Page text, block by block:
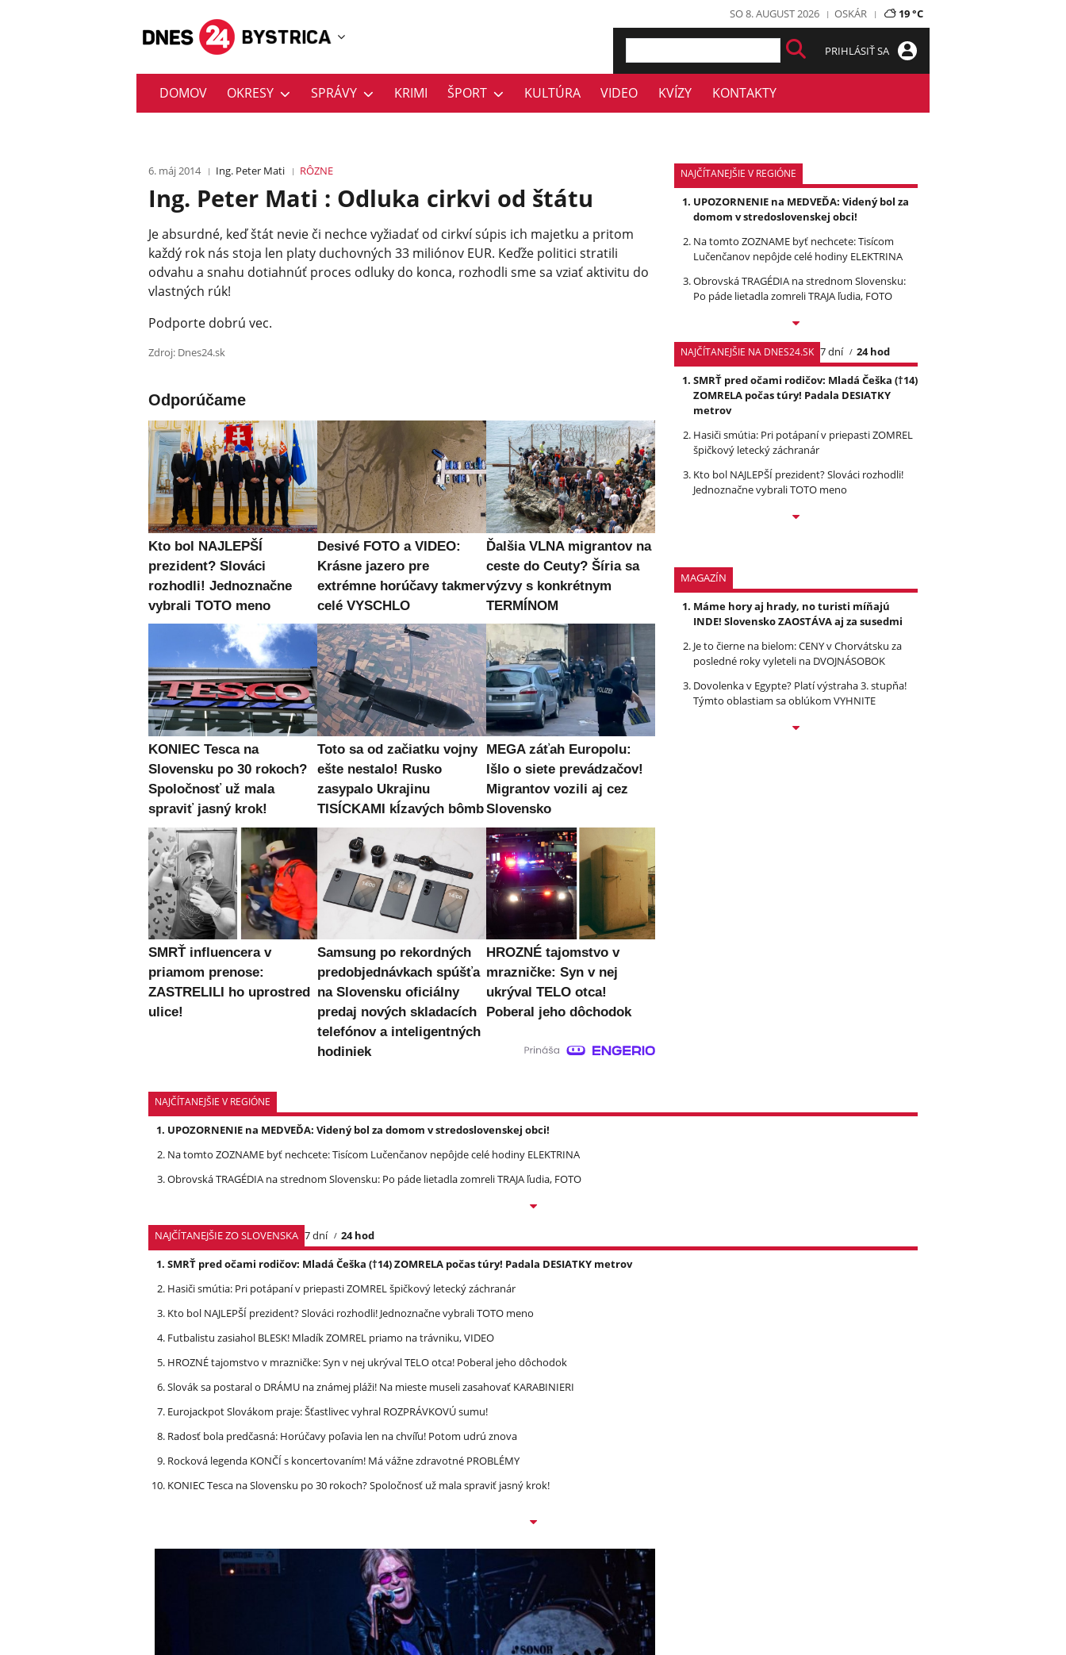
SO 8. AUGUST 2026 OSKÁR 19 °C
PRIHLÁSIŤ SA
DOMOV OKRESY SPRÁVY KRIMI ŠPORT KULTÚRA VIDEO KVÍZY KONTAKTY
6. máj 2014 Ing. Peter Mati RÔZNE
Ing. Peter Mati : Odluka cirkvi od štátu
Je absurdné, keď štát nevie či nechce vyžiadať od cirkví súpis ich majetku a pritom
každý rok nás stoja len platy duchovných 33 miliónov EUR. Keďže politici stratili
odvahu a snahu dotiahnúť proces odluky do konca, rozhodli sme sa vziať aktivitu do
vlastných rúk!
Podporte dobrú vec.
Zdroj: Dnes24.sk
Odporúčame
Kto bol NAJLEPŠÍ
prezident? Slováci
rozhodli! Jednoznačne
vybrali TOTO meno
Desivé FOTO a VIDEO:
Krásne jazero pre
extrémne horúčavy takmer
celé VYSCHLO
Ďalšia VLNA migrantov na
ceste do Ceuty? Šíria sa
výzvy s konkrétnym
TERMÍNOM
KONIEC Tesca na
Slovensku po 30 rokoch?
Spoločnosť už mala
spraviť jasný krok!
Toto sa od začiatku vojny
ešte nestalo! Rusko
zasypalo Ukrajinu
TISÍCKAMI kĺzavých bômb
MEGA záťah Europolu:
Išlo o siete prevádzačov!
Migrantov vozili aj cez
Slovensko
SMRŤ influencera v
priamom prenose:
ZASTRELILI ho uprostred
ulice!
Samsung po rekordných
predobjednávkach spúšťa
na Slovensku oficiálny
predaj nových skladacích
telefónov a inteligentných
hodiniek
HROZNÉ tajomstvo v
mrazničke: Syn v nej
ukrýval TELO otca!
Poberal jeho dôchodok
NAJČÍTANEJŠIE V REGIÓNE
UPOZORNENIE na MEDVEĎA: Videný bol za
domom v stredoslovenskej obci!
Na tomto ZOZNAME byť nechcete: Tisícom
Lučenčanov nepôjde celé hodiny ELEKTRINA
Obrovská TRAGÉDIA na strednom Slovensku:
Po páde lietadla zomreli TRAJA ľudia, FOTO
NAJČÍTANEJŠIE NA DNES24.SK 7 dní
24 hod
SMRŤ pred očami rodičov: Mladá Češka (†14)
ZOMRELA počas túry! Padala DESIATKY
metrov
Hasiči smútia: Pri potápaní v priepasti ZOMREL
špičkový letecký záchranár
Kto bol NAJLEPŠÍ prezident? Slováci rozhodli!
Jednoznačne vybrali TOTO meno
MAGAZÍN
Máme hory aj hrady, no turisti míňajú
INDE! Slovensko ZAOSTÁVA aj za susedmi
Je to čierne na bielom: CENY v Chorvátsku za
posledné roky vyleteli na DVOJNÁSOBOK
Dovolenka v Egypte? Platí výstraha 3. stupňa!
Týmto oblastiam sa oblúkom VYHNITE
NAJČÍTANEJŠIE V REGIÓNE
UPOZORNENIE na MEDVEĎA: Videný bol za domom v stredoslovenskej obci!
Na tomto ZOZNAME byť nechcete: Tisícom Lučenčanov nepôjde celé hodiny ELEKTRINA
Obrovská TRAGÉDIA na strednom Slovensku: Po páde lietadla zomreli TRAJA ľudia, FOTO
NAJČÍTANEJŠIE ZO SLOVENSKA 7 dní
24 hod
SMRŤ pred očami rodičov: Mladá Češka (†14) ZOMRELA počas túry! Padala DESIATKY metrov
Hasiči smútia: Pri potápaní v priepasti ZOMREL špičkový letecký záchranár
Kto bol NAJLEPŠÍ prezident? Slováci rozhodli! Jednoznačne vybrali TOTO meno
Futbalistu zasiahol BLESK! Mladík ZOMREL priamo na trávniku, VIDEO
HROZNÉ tajomstvo v mrazničke: Syn v nej ukrýval TELO otca! Poberal jeho dôchodok
Slovák sa postaral o DRÁMU na známej pláži! Na mieste museli zasahovať KARABINIERI
Eurojackpot Slovákom praje: Šťastlivec vyhral ROZPRÁVKOVÚ sumu!
Radosť bola predčasná: Horúčavy poľavia len na chvíľu! Potom udrú znova
Rocková legenda KONČÍ s koncertovaním! Má vážne zdravotné PROBLÉMY
KONIEC Tesca na Slovensku po 30 rokoch? Spoločnosť už mala spraviť jasný krok!